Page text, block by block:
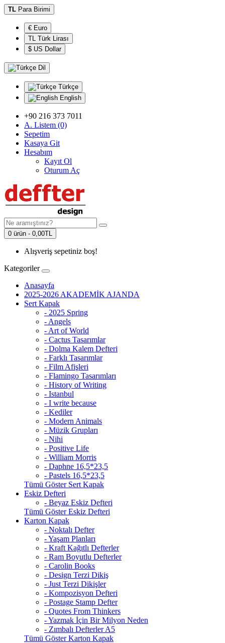
TL Para Birimi
€ Euro
TL Türk Lirası
$ US Dollar
Dil
Türkçe
English
+90 216 373 7011
A. Listem (0)
Sepetim
Kasaya Git
Hesabım
Kayıt Ol
Oturum Aç
0 ürün - 0,00TL
Alışveriş sepetiniz boş!
Kategoriler
Anasayfa
2025-2026 AKADEMİK AJANDA
Sert Kapak
- 2025 Spring
- Angels
- Art of World
- Cactus Tasarımlar
- Dolma Kalem Defteri
- Farklı Tasarımlar
- Film Afişleri
- Flamingo Tasarımları
- History of Writing
- Istanbul
- I write because
- Kediler
- Modern Animals
- Müzik Grupları
- Nihi
- Positive Life
- William Morris
- Daphne 16,5*23,5
- Pastels 16,5*23,5
Tümü Göster Sert Kapak
Eskiz Defteri
- Beyaz Eskiz Defteri
Tümü Göster Eskiz Defteri
Karton Kapak
- Noktalı Defter
- Yaşam Planları
- Kraft Kağıtlı Defterler
- Ram Boyutlu Defterler
- Carolin Books
- Design Terzi Dikiş
- Just Terzi Dikişler
- Kompozisyon Defteri
- Postage Stamp Defter
- Quotes From Thinkers
- Yazmak İçin Bir Milyon Neden
- Zımbalı Defterler A5
Tümü Göster Karton Kapak